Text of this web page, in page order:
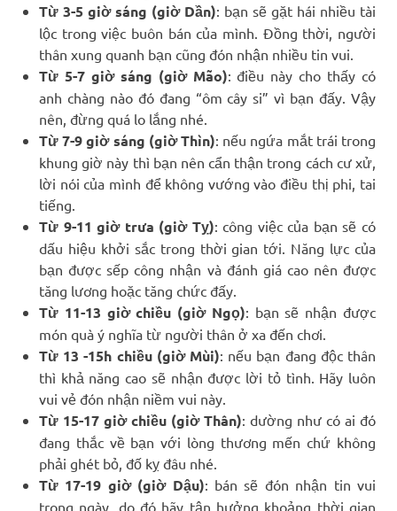
Từ 3-5 giờ sáng (giờ Dần): bạn sẽ gặt hái nhiều tài
lộc trong việc buôn bán của mình. Đồng thời, người
thân xung quanh bạn cũng đón nhận nhiều tin vui.
Từ 5-7 giờ sáng (giờ Mão): điều này cho thấy có
anh chàng nào đó đang “ôm cây si” vì bạn đấy. Vậy
nên, đừng quá lo lắng nhé.
Từ 7-9 giờ sáng (giờ Thìn): nếu ngứa mắt trái trong
khung giờ này thì bạn nên cẩn thận trong cách cư xử,
lời nói của mình để không vướng vào điều thị phi, tai
tiếng.
Từ 9-11 giờ trưa (giờ Tỵ): công việc của bạn sẽ có
dấu hiệu khởi sắc trong thời gian tới. Năng lực của
bạn được sếp công nhận và đánh giá cao nên được
tăng lương hoặc tăng chức đấy.
Từ 11-13 giờ chiều (giờ Ngọ): bạn sẽ nhận được
món quà ý nghĩa từ người thân ở xa đến chơi.
Từ 13 -15h chiều (giờ Mùi): nếu bạn đang độc thân
thì khả năng cao sẽ nhận được lời tỏ tình. Hãy luôn
vui vẻ đón nhận niềm vui này.
Từ 15-17 giờ chiều (giờ Thân): dường như có ai đó
đang thắc về bạn với lòng thương mến chứ không
phải ghét bỏ, đố kỵ đâu nhé.
Từ 17-19 giờ (giờ Dậu): bán sẽ đón nhận tin vui
trong ngày, do đó hãy tận hưởng khoảng thời gian